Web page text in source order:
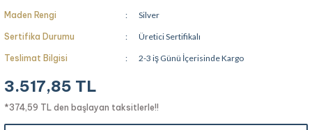
Maden Rengi Silver
Sertifika Durumu Üretici Sertifikalı
Teslimat Bilgisi 2-3 iş Günü İçerisinde Kargo
3.517,85 TL
*374,59 TL den başlayan taksitlerle!!